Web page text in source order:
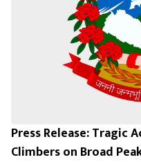
Press Release:
Climbers on Broad